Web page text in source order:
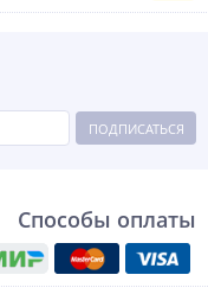
ПОДПИСАТЬСЯ
Способы оплаты